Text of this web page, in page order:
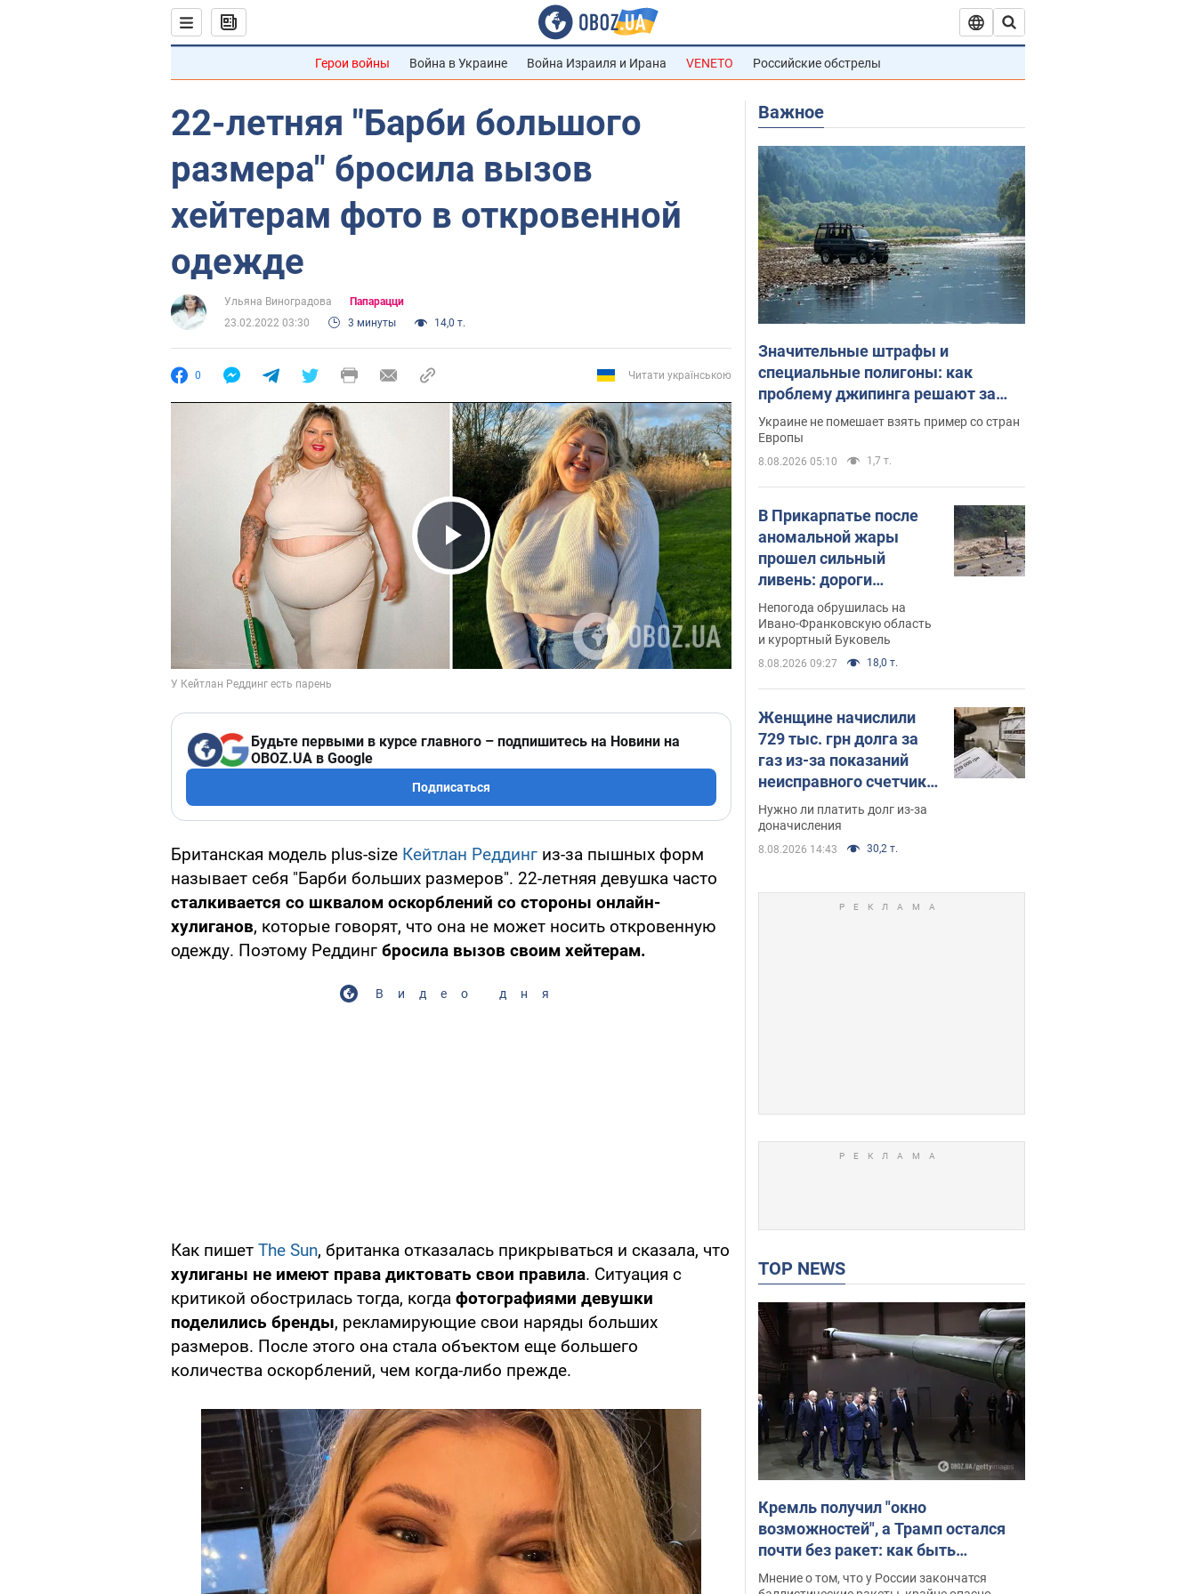
Герои войны Война в Украине Война Израиля и Ирана VENETO Российские обстрелы
22-летняя "Барби большого
размера" бросила вызов
хейтерам фото в откровенной
одежде
Ульяна Виноградова
Папарацци
23.02.2022 03:30
3 минуты 14,0 т.
0 Читати українською
Play Video
Будьте первыми в курсе главного – подпишитесь на Новини на
OBOZ.UA в Google
Подписаться
Британская модель plus-size Кейтлан Реддинг из-за пышных форм
называет себя "Барби больших размеров". 22-летняя девушка часто
сталкивается со шквалом оскорблений со стороны онлайн-
хулиганов, которые говорят, что она не может носить откровенную
одежду. Поэтому Реддинг бросила вызов своим хейтерам.
Видео дня
Как пишет The Sun, британка отказалась прикрываться и сказала, что
хулиганы не имеют права диктовать свои правила. Ситуация с
критикой обострилась тогда, когда фотографиями девушки
поделились бренды, рекламирующие свои наряды больших
размеров. После этого она стала объектом еще большего
количества оскорблений, чем когда-либо прежде.
Важное
Значительные штрафы и
специальные полигоны: как
проблему джипинга решают за
границей
Украине не помешает взять пример со стран
Европы
8.08.2026 05:10 1,7 т.
В Прикарпатье после
аномальной жары
прошел сильный
ливень: дороги
превратились в реки.
Видео
Непогода обрушилась на
Ивано-Франковскую область
и курортный Буковель
8.08.2026 09:27 18,0 т.
Женщине начислили
729 тыс. грн долга за
газ из-за показаний
неисправного счетчика:
судья вынес
неожиданное решение
Нужно ли платить долг из-за
доначисления
8.08.2026 14:43 30,2 т.
TOP NEWS
Кремль получил "окно
возможностей", а Трамп остался
почти без ракет: как быть
Украине? Интервью с Мельником
Мнение о том, что у России закончатся